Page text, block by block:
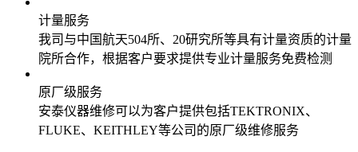
计量服务
我司与中国航天504所、20研究所等具有计量资质的计量
院所合作，根据客户要求提供专业计量服务免费检测
原厂级服务
安泰仪器维修可以为客户提供包括TEKTRONIX、
FLUKE、KEITHLEY等公司的原厂级维修服务